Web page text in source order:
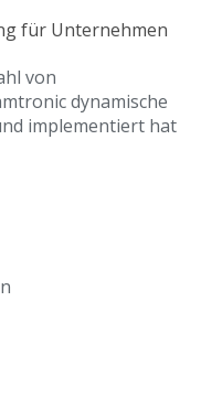
für Unternehmen
von
dynamische
implementiert hat